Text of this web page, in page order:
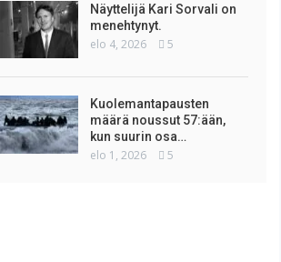
Näyttelijä Kari Sorvali on
menehtynyt.
elo 4, 2026 5
Kuolemantapausten
määrä noussut 57:ään,
kun suurin osa…
elo 1, 2026 5